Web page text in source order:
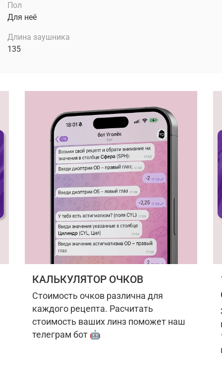
Пол
Для неё
Длина заушника
135
КАЛЬКУЛЯТОР ОЧКОВ
Стоимость очков различна для
каждого рецепта. Расчитать
стоимость ваших линз поможет наш
телеграм бот 🤖